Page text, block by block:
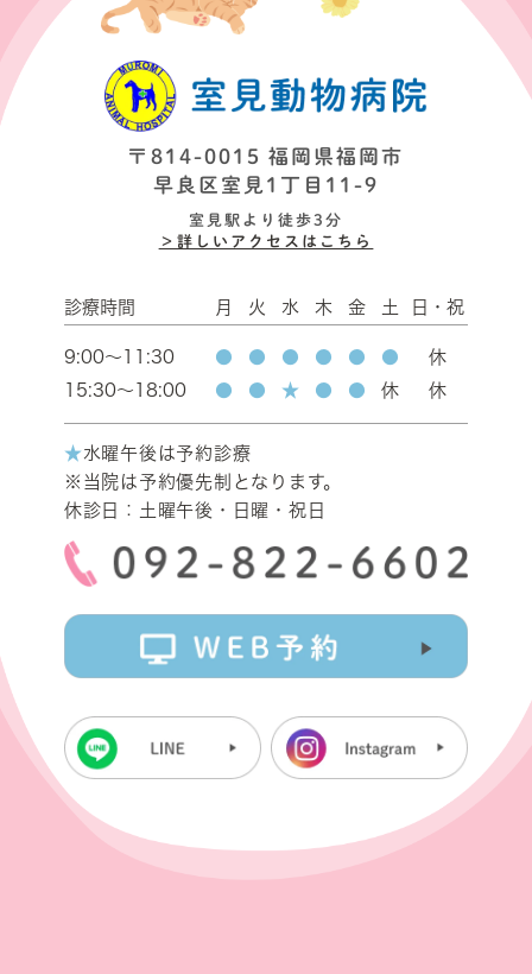
〒814-0015 福岡県福岡市
早良区室見1丁目11-9
室見駅より徒歩3分
＞詳しいアクセスはこちら
診療時間 月 火 水 木 金 土 日・祝
9:00～11:30 ● ● ● ● ● ●
休
15:30～18:00
● ● ★ ● ● 休 休
★水曜午後は予約診療
※当院は予約優先制となります。
休診日：土曜午後・日曜・祝日